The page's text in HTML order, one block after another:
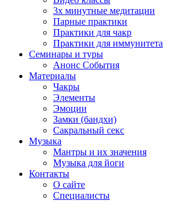
3х минутные медитации
Парные практики
Практики для чакр
Практики для иммунитета
Семинары и туры
Анонс События
Материалы
Чакры
Элементы
Эмоции
Замки (бандхи)
Сакральный секс
Музыка
Мантры и их значения
Музыка для йоги
Контакты
О сайте
Специалисты